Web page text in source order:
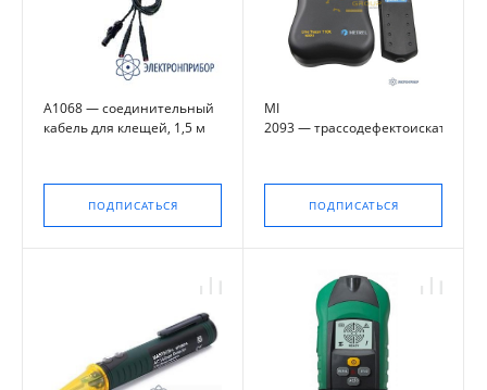
А1068 — соединительный
кабель для клещей, 1,5 м
ПОДПИСАТЬСЯ
MI
2093 — трассодефектоискатель
ПОДПИСАТЬСЯ